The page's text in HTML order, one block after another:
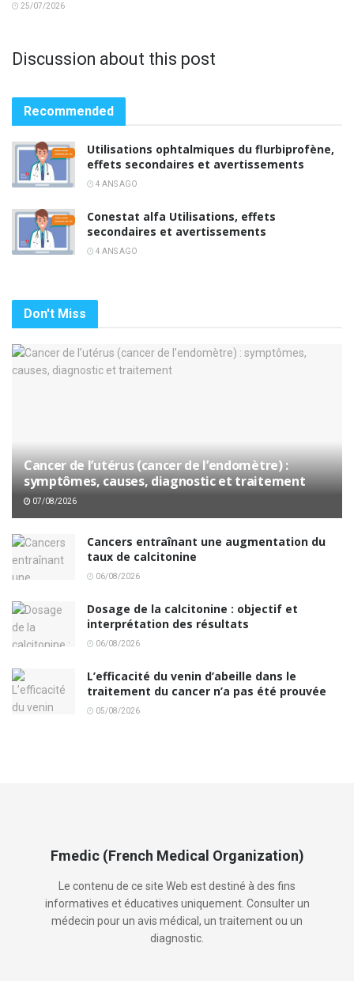
25/07/2026
Discussion about this post
Recommended
Utilisations ophtalmiques du flurbiprofène,
effets secondaires et avertissements
4 ANS AGO
Conestat alfa Utilisations, effets
secondaires et avertissements
4 ANS AGO
Don't Miss
Cancer de l’utérus (cancer de l’endomètre) :
symptômes, causes, diagnostic et traitement
07/08/2026
Cancers entraînant une augmentation du
taux de calcitonine
06/08/2026
Dosage de la calcitonine : objectif et
interprétation des résultats
06/08/2026
L’efficacité du venin d’abeille dans le
traitement du cancer n’a pas été prouvée
05/08/2026
Fmedic (French Medical Organization)
Le contenu de ce site Web est destiné à des fins
informatives et éducatives uniquement. Consulter un
médecin pour un avis médical, un traitement ou un
diagnostic.